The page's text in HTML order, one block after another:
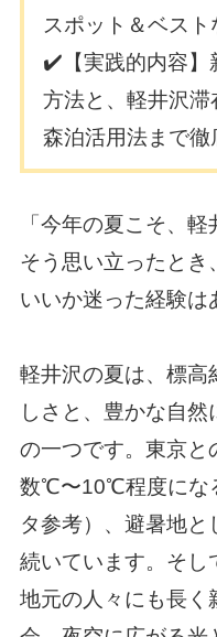
スポット＆ベス
✔️【実践的内容】
方法と、軽井沢
森泊活用法まで徹
「今年の夏こそ、
そう思い立ったとき
いいか迷った経験は
軽井沢の夏は、標
しさと、豊かな自
の一つです。東京と
数℃〜10℃程度にな
タ参考）、避暑地と
続いています。そし
地元の人々にも長く